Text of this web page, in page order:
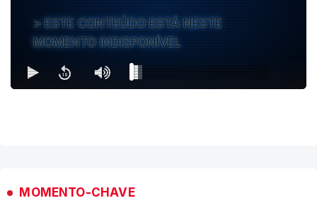
ESTE CONTEÚDO ESTÁ NESTE
MOMENTO INDISPONÍVEL
MOMENTO-CHAVE